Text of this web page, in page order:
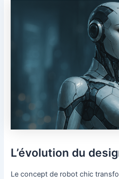
L’évolution du
Le concept de robot chic